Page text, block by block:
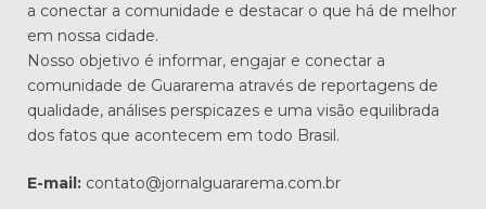
a conectar a comunidade e destacar o que há de melhor
em nossa cidade.
Nosso objetivo é informar, engajar e conectar a
comunidade de Guararema através de reportagens de
qualidade, análises perspicazes e uma visão equilibrada
dos fatos que acontecem em todo Brasil.
E-mail: contato@jornalguararema.com.br